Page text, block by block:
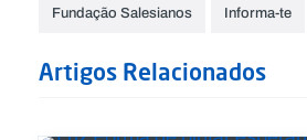
Fundação Salesianos
Informa-te
Artigos Relacionados